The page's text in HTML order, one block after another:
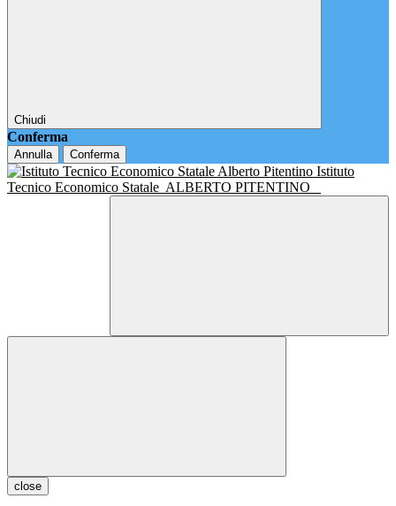
Chiudi
Conferma
Annulla Conferma
Istituto
Tecnico Economico Statale ALBERTO PITENTINO
close